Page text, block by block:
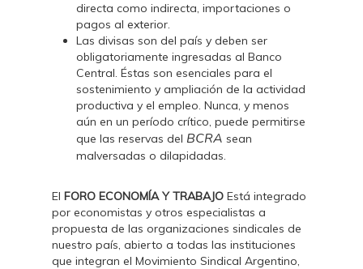
directa como indirecta, importaciones o
pagos al exterior.
Las divisas son del país y deben ser
obligatoriamente ingresadas al Banco
Central. Éstas son esenciales para el
sostenimiento y ampliación de la actividad
productiva y el empleo. Nunca, y menos
aún en un período crítico, puede permitirse
que las reservas del BCRA sean
malversadas o dilapidadas.
El FORO ECONOMÍA Y TRABAJO Está integrado
por economistas y otros especialistas a
propuesta de las organizaciones sindicales de
nuestro país, abierto a todas las instituciones
que integran el Movimiento Sindical Argentino,